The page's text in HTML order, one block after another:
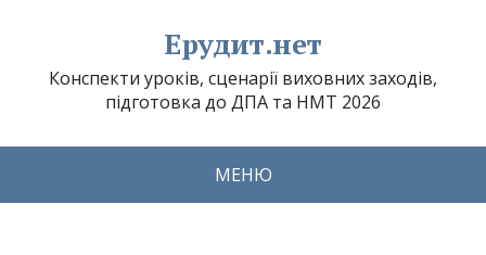
Ерудит.нет
Конспекти уроків, сценарії виховних заходів,
підготовка до ДПА та НМТ 2026
МЕНЮ